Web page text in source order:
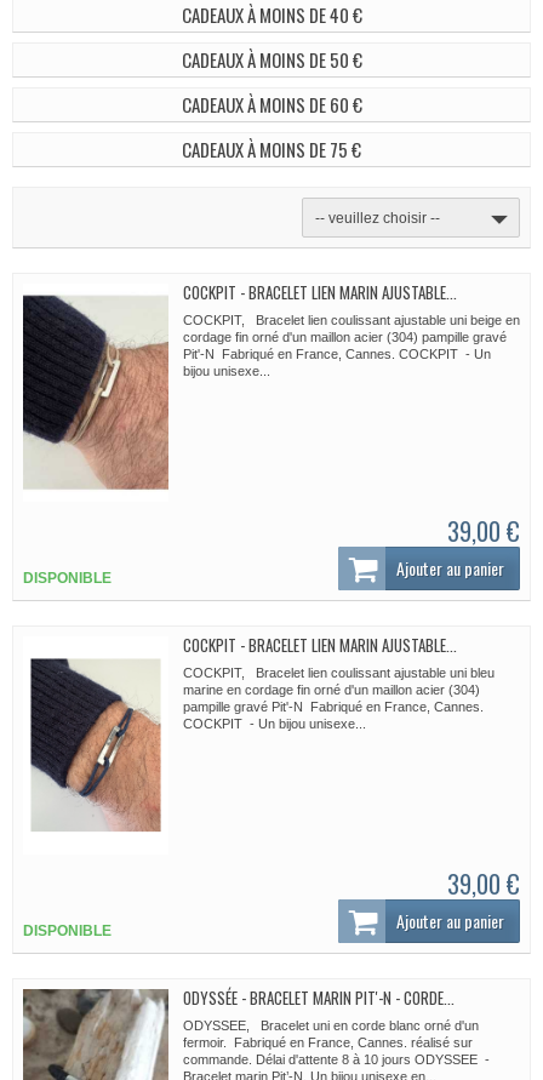
CADEAUX À MOINS DE 40 €
CADEAUX À MOINS DE 50 €
CADEAUX À MOINS DE 60 €
CADEAUX À MOINS DE 75 €
-- veuillez choisir --
COCKPIT - BRACELET LIEN MARIN AJUSTABLE...
COCKPIT, Bracelet lien coulissant ajustable uni beige en
cordage fin orné d'un maillon acier (304) pampille gravé
Pit'-N Fabriqué en France, Cannes. COCKPIT - Un
bijou unisexe...
39,00 €
DISPONIBLE Ajouter au panier
COCKPIT - BRACELET LIEN MARIN AJUSTABLE...
COCKPIT, Bracelet lien coulissant ajustable uni bleu
marine en cordage fin orné d'un maillon acier (304)
pampille gravé Pit'-N Fabriqué en France, Cannes.
COCKPIT - Un bijou unisexe...
39,00 €
DISPONIBLE Ajouter au panier
ODYSSÉE - BRACELET MARIN PIT'-N - CORDE...
ODYSSEE, Bracelet uni en corde blanc orné d'un
fermoir. Fabriqué en France, Cannes. réalisé sur
commande. Délai d'attente 8 à 10 jours ODYSSEE -
Bracelet marin Pit’-N. Un bijou unisexe en...